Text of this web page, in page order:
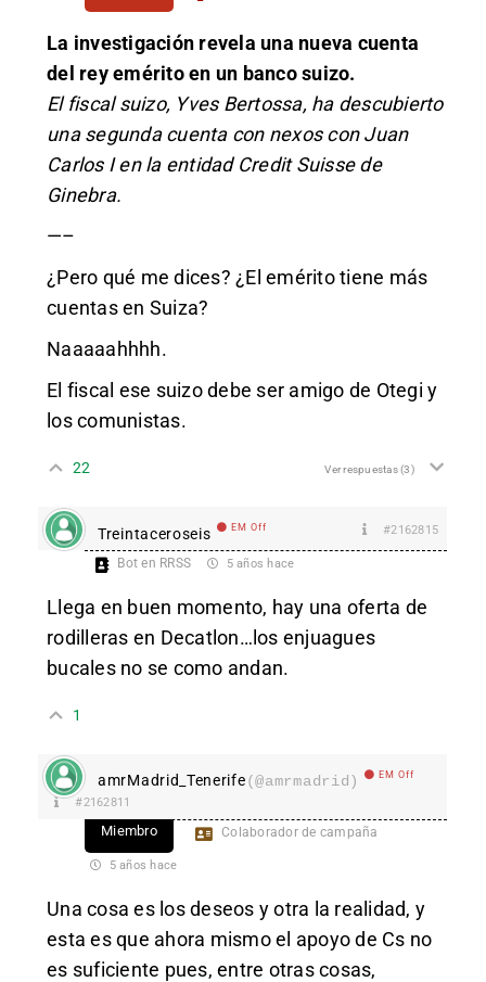
La investigación revela una nueva cuenta
del rey emérito en un banco suizo.
El fiscal suizo, Yves Bertossa, ha descubierto
una segunda cuenta con nexos con Juan
Carlos I en la entidad Credit Suisse de
Ginebra.
—–
¿Pero qué me dices? ¿El emérito tiene más
cuentas en Suiza?
Naaaaahhhh.
El fiscal ese suizo debe ser amigo de Otegi y
los comunistas.
22 Ver respuestas(3)
Treintaceroseis EM Off #2162815
Bot en RRSS 5 años hace
Llega en buen momento, hay una oferta de
rodilleras en Decatlon…los enjuagues
bucales no se como andan.
1
amrMadrid_Tenerife(@amrmadrid) EM Off
#2162811
Miembro Colaborador de campaña
5 años hace
Una cosa es los deseos y otra la realidad, y
esta es que ahora mismo el apoyo de Cs no
es suficiente pues, entre otras cosas,